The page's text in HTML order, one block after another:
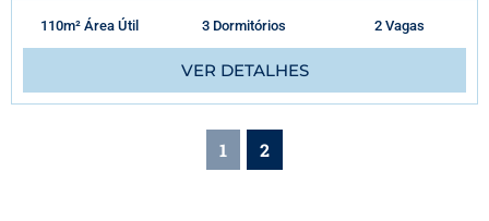
110m² Área Útil 3 Dormitórios 2 Vagas
VER DETALHES
1 2